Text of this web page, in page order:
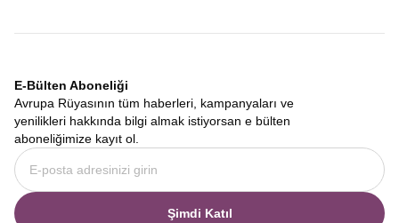
E-Bülten Aboneliği
Avrupa Rüyasının tüm haberleri, kampanyaları ve
yenilikleri hakkında bilgi almak istiyorsan e bülten
aboneliğimize kayıt ol.
Şimdi Katıl